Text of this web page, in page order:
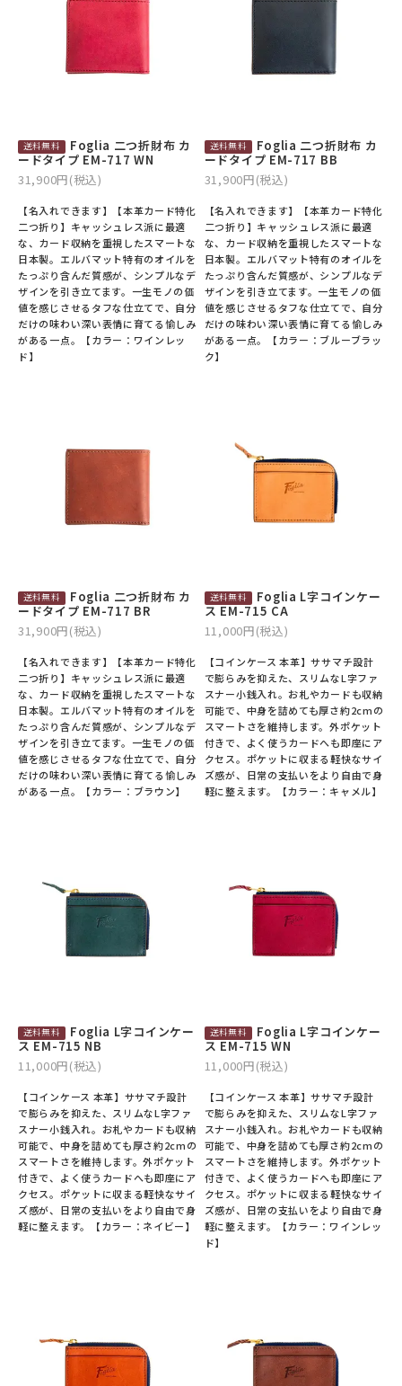
Foglia 二つ折財布 カ
ードタイプ EM-717 WN
31,900円(税込)
【名入れできます】【本革カード特化
二つ折り】キャッシュレス派に最適
な、カード収納を重視したスマートな
日本製。エルバマット特有のオイルを
たっぷり含んだ質感が、シンプルなデ
ザインを引き立てます。一生モノの価
値を感じさせるタフな仕立てで、自分
だけの味わい深い表情に育てる愉しみ
がある一点。【カラー：ワインレッ
ド】
Foglia 二つ折財布 カ
ードタイプ EM-717 BB
31,900円(税込)
【名入れできます】【本革カード特化
二つ折り】キャッシュレス派に最適
な、カード収納を重視したスマートな
日本製。エルバマット特有のオイルを
たっぷり含んだ質感が、シンプルなデ
ザインを引き立てます。一生モノの価
値を感じさせるタフな仕立てで、自分
だけの味わい深い表情に育てる愉しみ
がある一点。【カラー：ブルーブラッ
ク】
Foglia 二つ折財布 カ
ードタイプ EM-717 BR
31,900円(税込)
【名入れできます】【本革カード特化
二つ折り】キャッシュレス派に最適
な、カード収納を重視したスマートな
日本製。エルバマット特有のオイルを
たっぷり含んだ質感が、シンプルなデ
ザインを引き立てます。一生モノの価
値を感じさせるタフな仕立てで、自分
だけの味わい深い表情に育てる愉しみ
がある一点。【カラー：ブラウン】
Foglia L字コインケー
ス EM-715 CA
11,000円(税込)
【コインケース 本革】ササマチ設計
で膨らみを抑えた、スリムなL字ファ
スナー小銭入れ。お札やカードも収納
可能で、中身を詰めても厚さ約2cmの
スマートさを維持します。外ポケット
付きで、よく使うカードへも即座にア
クセス。ポケットに収まる軽快なサイ
ズ感が、日常の支払いをより自由で身
軽に整えます。【カラー：キャメル】
Foglia L字コインケー
ス EM-715 NB
11,000円(税込)
【コインケース 本革】ササマチ設計
で膨らみを抑えた、スリムなL字ファ
スナー小銭入れ。お札やカードも収納
可能で、中身を詰めても厚さ約2cmの
スマートさを維持します。外ポケット
付きで、よく使うカードへも即座にア
クセス。ポケットに収まる軽快なサイ
ズ感が、日常の支払いをより自由で身
軽に整えます。【カラー：ネイビー】
Foglia L字コインケー
ス EM-715 WN
11,000円(税込)
【コインケース 本革】ササマチ設計
で膨らみを抑えた、スリムなL字ファ
スナー小銭入れ。お札やカードも収納
可能で、中身を詰めても厚さ約2cmの
スマートさを維持します。外ポケット
付きで、よく使うカードへも即座にア
クセス。ポケットに収まる軽快なサイ
ズ感が、日常の支払いをより自由で身
軽に整えます。【カラー：ワインレッ
ド】